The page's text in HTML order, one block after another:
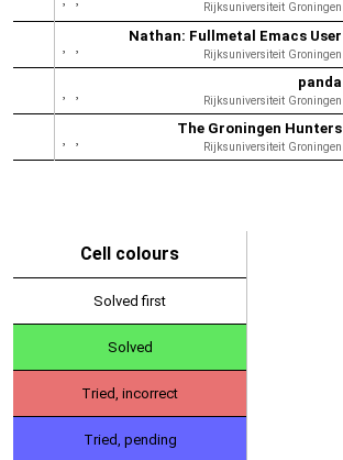
Rijksuniversiteit Groningen
Nathan: Fullmetal Emacs User
Rijksuniversiteit Groningen
panda
Rijksuniversiteit Groningen
The Groningen Hunters
Rijksuniversiteit Groningen
Cell colours
Solved first
Solved
Tried, incorrect
Tried, pending